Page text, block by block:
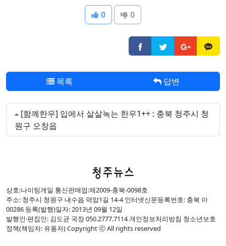
0 0
목록 답변
[함께한우] 입에서 살살녹는 한우1++ : 충북 청주시 청
원구 오창읍
상호:나이팅게일 통신판매업:제2009-충북-0098호
주소: 청주시 청원구 내수읍 덕암1길 14-4 인터넷신문등록번호: 충북 아
00286 등록(발행)일자: 2013년 09월 12일
발행인·편집인: 김도균 국장 050.2777.7114 개인정보처리방침 청소년보호
정책(책임자: 유풍자) Copyright ⓒ All rights reserved